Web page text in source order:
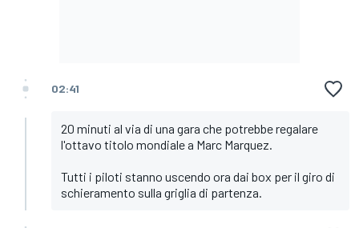
02:41
20 minuti al via di una gara che potrebbe regalare
l'ottavo titolo mondiale a Marc Marquez.
Tutti i piloti stanno uscendo ora dai box per il giro di
schieramento sulla griglia di partenza.